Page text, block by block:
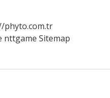
phyto.com.tr
nttgame Sitemap